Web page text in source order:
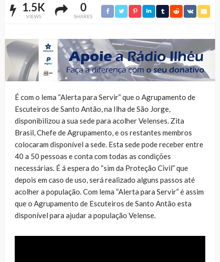
1.5K
VIEWS
0
SHARES
É com o lema “Alerta para Servir” que o Agrupamento de
Escuteiros de Santo Antão, na Ilha de São Jorge,
disponibilizou a sua sede para acolher Velenses. Zita
Brasil, Chefe de Agrupamento, e os restantes membros
colocaram disponível a sede. Esta sede pode receber entre
40 a 50 pessoas e conta com todas as condições
necessárias. É á espera do “sim da Proteção Civil” que
depois em caso de uso, será realizado alguns passos até
acolher a população. Com lema “Alerta para Servir” é assim
que o Agrupamento de Escuteiros de Santo Antão esta
disponível para ajudar a população Velense.